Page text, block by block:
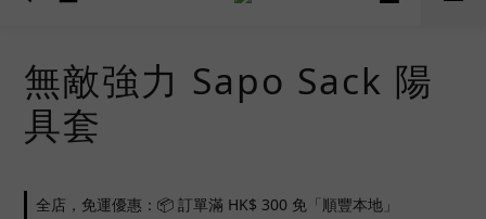
無敵強力 Sapo Sack 陽
具套
全店，免運優惠：📦 訂單滿 HK$ 300 免「順豐本地」